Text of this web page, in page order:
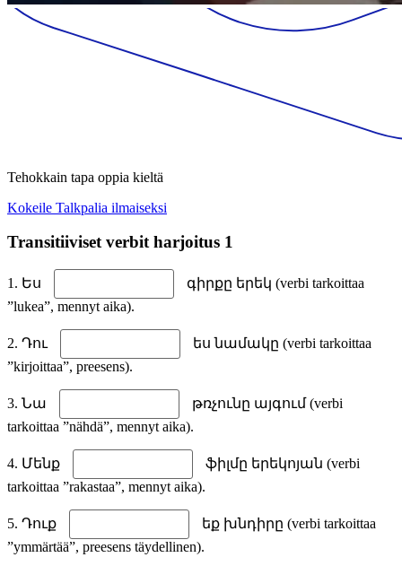
Tehokkain tapa oppia kieltä
Kokeile Talkpalia ilmaiseksi
Transitiiviset verbit harjoitus 1
1. Ես
գիրքը երեկ (verbi tarkoittaa
”lukea”, mennyt aika).
2. Դու
ես նամակը (verbi tarkoittaa
”kirjoittaa”, preesens).
3. Նա
թռչունը այգում (verbi
tarkoittaa ”nähdä”, mennyt aika).
4. Մենք
ֆիլմը երեկոյան (verbi
tarkoittaa ”rakastaa”, mennyt aika).
5. Դուք
եք խնդիրը (verbi tarkoittaa
”ymmärtää”, preesens täydellinen).